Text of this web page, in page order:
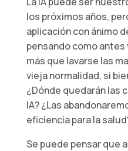
los próximos años,
aplicación con ánimo
pensando como antes
más que lavarse las
vieja normalidad, si
¿Dónde quedarán las
IA? ¿Las
eficiencia para la
Se puede pensar que